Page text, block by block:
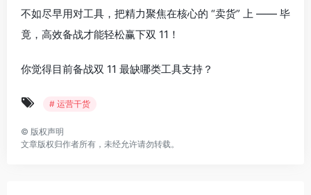
不如尽早用对工具，把精力聚焦在核心的 “卖货” 上 —— 毕
竟，高效备战才能轻松赢下双 11！
你觉得目前备战双 11 最缺哪类工具支持？
# 运营干货
© 版权声明
文章版权归作者所有，未经允许请勿转载。